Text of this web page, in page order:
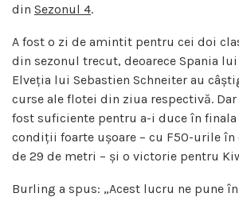
din Sezonul 4.
A fost o zi de amintit pentru cei doi
din sezonul trecut, deoarece Spania
Elveția lui Sebastien Schneiter au
curse ale flotei din ziua respectivă.
fost suficiente pentru a-i duce în finala
condiții foarte ușoare – cu F50-urile
de 29 de metri – și o victorie pentru
Burling a spus: „Acest lucru ne pune